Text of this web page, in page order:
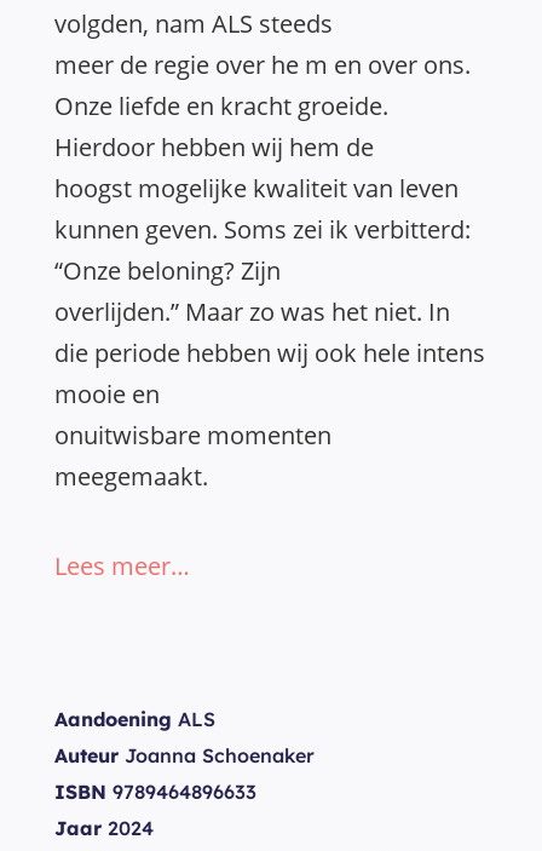
volgden, nam ALS steeds
meer de regie over he m en over ons.
Onze liefde en kracht groeide.
Hierdoor hebben wij hem de
hoogst mogelijke kwaliteit van leven
kunnen geven. Soms zei ik verbitterd:
“Onze beloning? Zijn
overlijden.” Maar zo was het niet. In
die periode hebben wij ook hele intens
mooie en
onuitwisbare momenten
meegemaakt.
Lees meer…
Aandoening ALS
Auteur Joanna Schoenaker
ISBN 9789464896633
Jaar 2024